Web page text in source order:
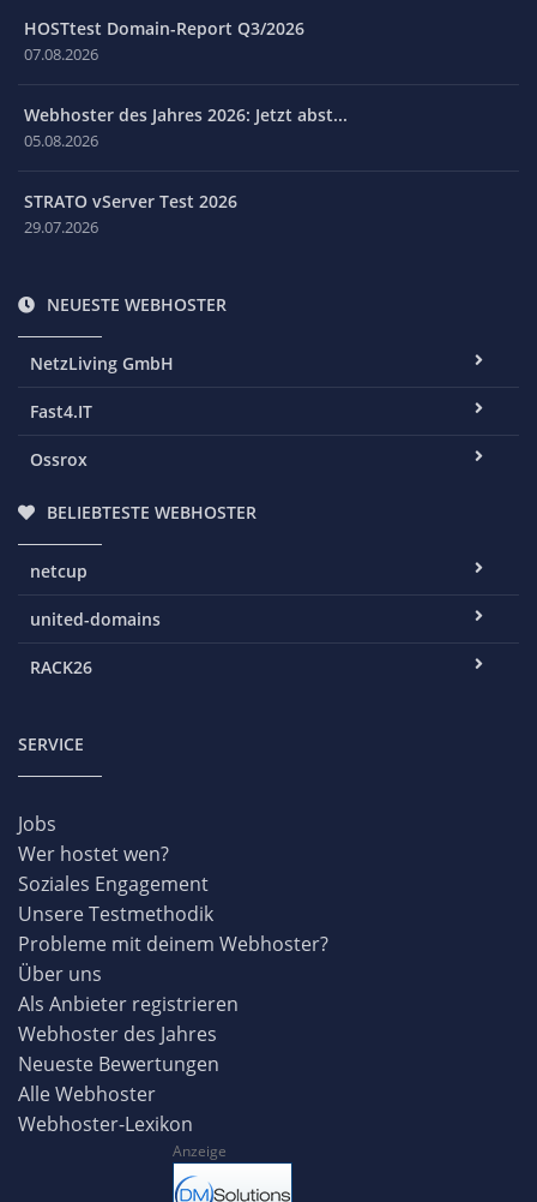
HOSTtest Domain-Report Q3/2026
07.08.2026
Webhoster des Jahres 2026: Jetzt abst...
05.08.2026
STRATO vServer Test 2026
29.07.2026
NEUESTE WEBHOSTER
NetzLiving GmbH
Fast4.IT
Ossrox
BELIEBTESTE WEBHOSTER
netcup
united-domains
RACK26
SERVICE
Jobs
Wer hostet wen?
Soziales Engagement
Unsere Testmethodik
Probleme mit deinem Webhoster?
Über uns
Als Anbieter registrieren
Webhoster des Jahres
Neueste Bewertungen
Alle Webhoster
Webhoster-Lexikon
Anzeige